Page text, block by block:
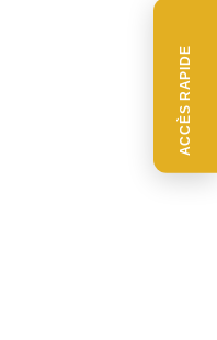
ACCÈS RAPIDE